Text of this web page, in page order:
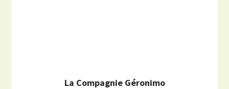
La Compagnie Géronimo